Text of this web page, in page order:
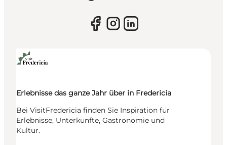
Erlebnisse das ganze Jahr über in Fredericia
Bei VisitFredericia finden Sie Inspiration für
Erlebnisse, Unterkünfte, Gastronomie und
Kultur.